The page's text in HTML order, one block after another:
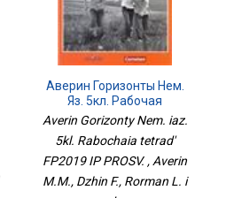
Аверин Горизонты Нем.
Яз. 5кл. Рабочая
Тетрадь ФП2019 ИП
ПРОСВ.
Averin Gorizonty Nem. iaz.
5kl. Rabochaia tetrad'
FP2019 IP PROSV. , Averin
M.M., Dzhin F., Rorman L. i